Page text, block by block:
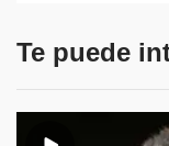
Te puede